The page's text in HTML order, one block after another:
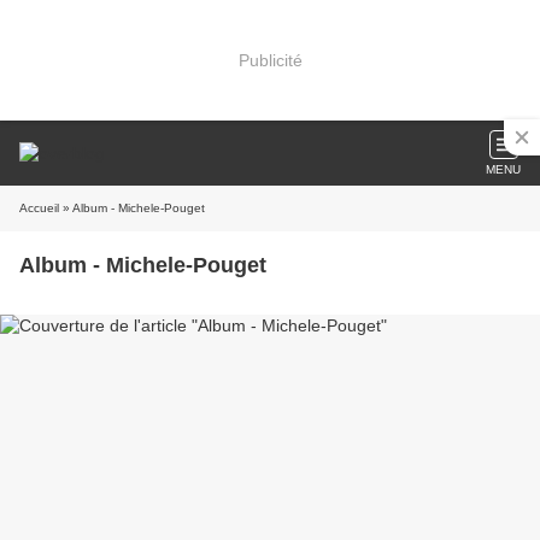
Publicité
MENU
Accueil » Album - Michele-Pouget
Album - Michele-Pouget